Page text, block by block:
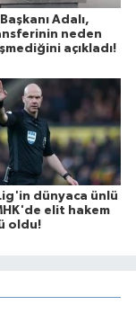
Adalı,
neden
açıkladı!
dünyaca ünlü
elit hakem
oldu!